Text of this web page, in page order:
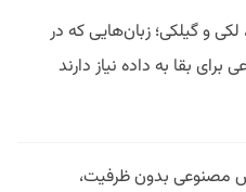
لکی و گیلکی؛ زبان‌هایی که در
بقا به داده نیاز دارند
مصنوعی بدون ظرفیت،